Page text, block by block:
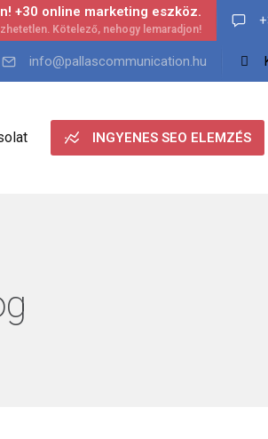
+30 online marketing eszköz.
info@pallascommunication.hu
INGYENES SEO ELEMZÉS